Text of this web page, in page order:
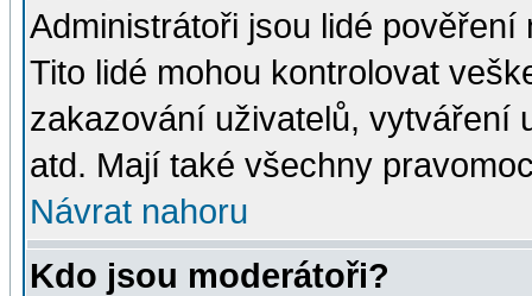
Administrátoři jsou lidé
Tito lidé mohou kontrolovat
zakazování uživatelů, vytváření
atd. Mají také všechny
Návrat nahoru
Kdo jsou moderátoři?